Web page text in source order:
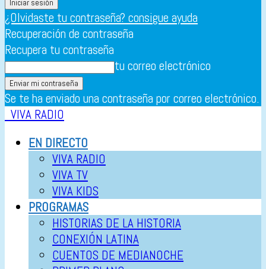
¿Olvidaste tu contraseña? consigue ayuda
Recuperación de contraseña
Recupera tu contraseña
tu correo electrónico
Se te ha enviado una contraseña por correo electrónico.
VIVA RADIO
EN DIRECTO
VIVA RADIO
VIVA TV
VIVA KIDS
PROGRAMAS
HISTORIAS DE LA HISTORIA
CONEXIÓN LATINA
CUENTOS DE MEDIANOCHE